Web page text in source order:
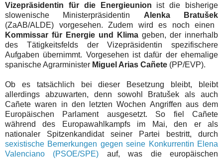
Vizepräsidentin für die Energieunion ist die bisherige
slowenische Ministerpräsidentin Alenka Bratušek
(ZaAB/ALDE) vorgesehen.Zudem wird es noch einen
Kommissar für Energie und Klima geben, der innerhalb
des Tätigkeitsfelds der Vizepräsidentin spezifischere
Aufgaben übernimmt. Vorgesehen ist dafür der ehemalige
spanische Agrarminister Miguel Arias Cañete (PP/EVP).
Ob es tatsächlich bei dieser Besetzung bleibt, bleibt
allerdings abzuwarten, denn sowohl Bratušek als auch
Cañete waren in den letzten Wochen Angriffen aus dem
Europäischen Parlament ausgesetzt. So fiel Cañete
während des Europawahlkampfs im Mai, den er als
nationaler Spitzenkandidat seiner Partei bestritt, durch
sexistische Bemerkungen gegen seine Konkurrentin Elena
Valenciano (PSOE/SPE) auf, was die europäischen